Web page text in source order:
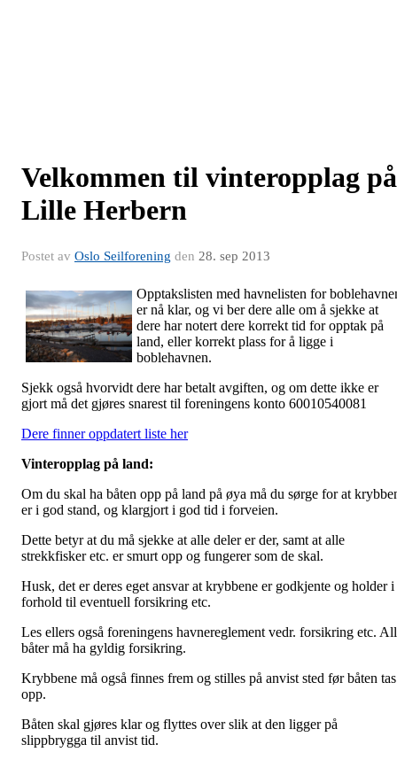
Velkommen til vinteropplag på
Lille Herbern
Postet av Oslo Seilforening den 28. sep 2013
Opptakslisten med havnelisten for
er nå klar, og vi ber dere alle om å sjekke at
dere har notert dere korrekt tid for opptak på
land, eller korrekt plass for å ligge i
boblehavnen.
Sjekk også hvorvidt dere har betalt avgiften, og om dette ikke er
gjort må det gjøres snarest til foreningens konto 60010540081
Dere finner oppdatert liste her
Vinteropplag på land:
Om du skal ha båten opp på land på øya må du sørge for at
er i god stand, og klargjort i god tid i forveien.
Dette betyr at du må sjekke at alle deler er der, samt at alle
strekkfisker etc. er smurt opp og fungerer som de skal.
Husk, det er deres eget ansvar at krybbene er godkjente og holder i
forhold til eventuell forsikring etc.
Les ellers også foreningens havnereglement vedr. forsikring etc.
båter må ha gyldig forsikring.
Krybbene må også finnes frem og stilles på anvist sted før båten tas
opp.
Båten skal gjøres klar og flyttes over slik at den ligger på
slippbrygga til anvist tid.